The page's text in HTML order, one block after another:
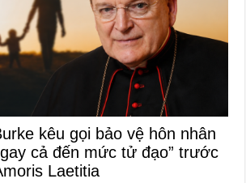
kêu gọi bảo vệ hôn nhân
cả đến mức tử đạo” trước
Laetitia